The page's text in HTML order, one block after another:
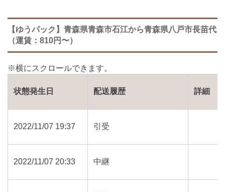
【ゆうパック】青森県青森市石江から青森県八戸市長苗代
（運賃：810円〜）
状態発生日 配送履歴 詳細
2022/11/07 19:37 引受
2022/11/07 20:33 中継